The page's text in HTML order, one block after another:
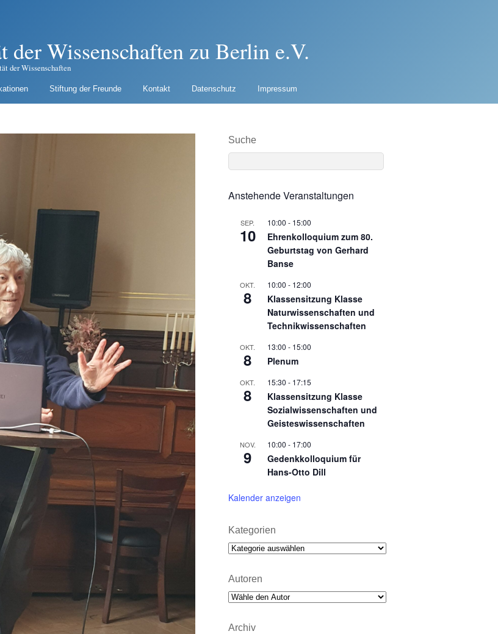
der Wissenschaften zu Berlin e.V.
der Wissenschaften
Stiftung der Freunde Kontakt Datenschutz Impressum
Suche
Anstehende Veranstaltungen
SEP.
10
10:00 - 15:00
Ehrenkolloquium zum 80.
Geburtstag von Gerhard
Banse
OKT.
8
10:00 - 12:00
Klassensitzung Klasse
Naturwissenschaften und
Technikwissenschaften
OKT.
8
13:00 - 15:00
Plenum
OKT.
8
15:30 - 17:15
Klassensitzung Klasse
Sozialwissenschaften und
Geisteswissenschaften
NOV.
9
10:00 - 17:00
Gedenkkolloquium für
Hans-Otto Dill
Kalender anzeigen
Kategorien
Kategorien
Autoren
Archiv